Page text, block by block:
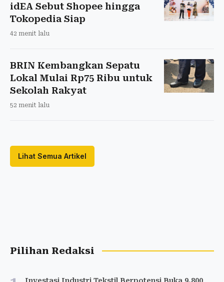
idEA Sebut Shopee hingga
Tokopedia Siap
42 menit lalu
BRIN Kembangkan Sepatu
Lokal Mulai Rp75 Ribu untuk
Sekolah Rakyat
52 menit lalu
Lihat Semua Artikel
Pilihan Redaksi
Investasi Industri Tekstil Berpotensi Buka 9.800